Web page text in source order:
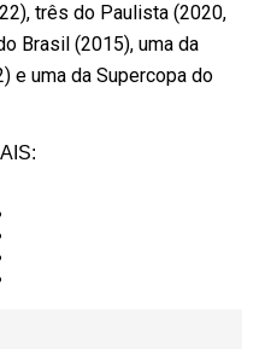
três do Paulista (2020,
Brasil (2015), uma da
e uma da Supercopa do